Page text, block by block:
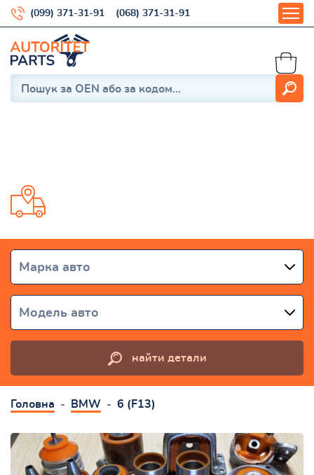
(099) 371-31-91 (068) 371-31-91
Марка авто
Модель авто
найти детали
Головна BMW 6 (F13)